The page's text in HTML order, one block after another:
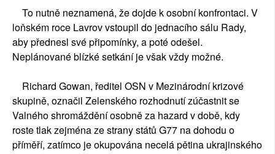
To nutně neznamená, že dojde k osobní konfrontaci. V
loňském roce Lavrov vstoupil do jednacího sálu Rady,
aby přednesl své připomínky, a poté odešel.
Neplánované blízké setkání je však vždy možné.
Richard Gowan, ředitel OSN v Mezinárodní krizové
skupině, označil Zelenského rozhodnutí zúčastnit se
Valného shromáždění osobně za hazard v době, kdy
roste tlak zejména ze strany států G77 na dohodu o
příměří, zatímco je okupována necelá pětina ukrajinského